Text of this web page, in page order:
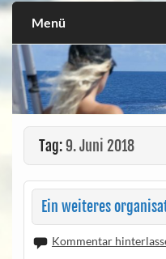
Menü
Tag:9. Juni 2018
Ein weiteres
Kommentar